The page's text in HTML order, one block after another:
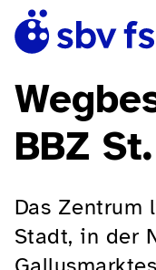
BBZ
Das Zentrum
Stadt, in der